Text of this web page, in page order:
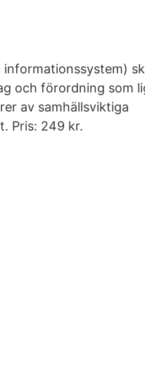
och förordning som
av samhällsviktiga
Pris: 249 kr.